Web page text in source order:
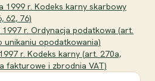
1999 r. Kodeks karny skarbowy
62, 76)
r. Ordynacja podatkowa (art.
unikaniu opodatkowania)
r. Kodeks karny (art. 270a,
fakturowe i zbrodnia VAT)